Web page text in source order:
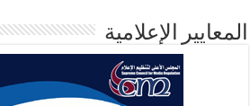
المعايير الإعلامية